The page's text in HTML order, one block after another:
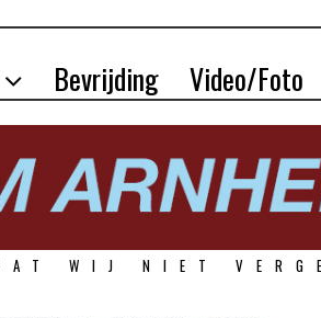
Bevrijding Video/Foto
WIJ NIET